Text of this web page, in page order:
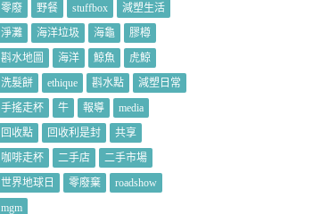
零廢
野餐 stuffbox
減塑生活
淨灘
海洋垃圾 海龜
膠樽
斟水地圖
海洋 鯨魚
虎鯨
洗髮餅
ethique 斟水點
減塑日常
手搖走杯
牛 報導
media
回收點
回收利是封
共享
咖啡走杯
二手店
二手市場
世界地球日
零廢棄
roadshow
mgm